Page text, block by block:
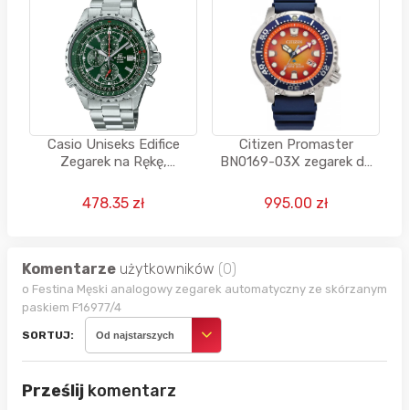
Casio Uniseks Edifice
Zegarek na Rękę,
478.35 zł
Citizen Promaster
BN0169-03X zegarek do
995.00 zł
Komentarze użytkowników (0)
o Festina Męski analogowy zegarek automatyczny ze skórzanym
paskiem F16977/4
SORTUJ: Od najstarszych
Prześlij komentarz